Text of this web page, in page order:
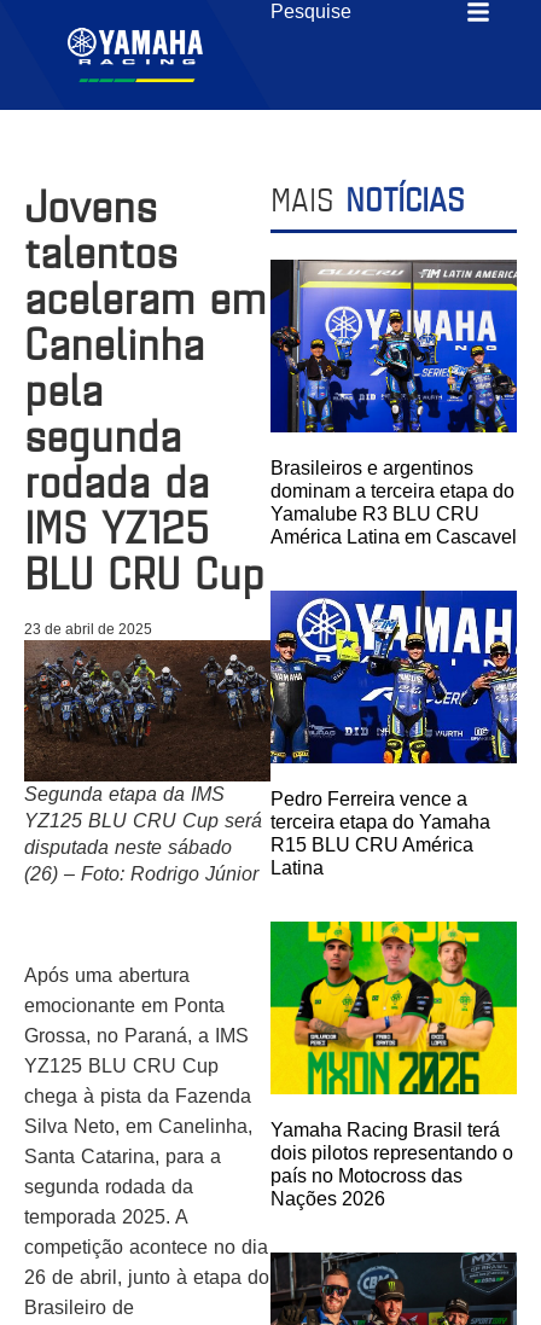
Jovens
talentos
aceleram em
Canelinha
pela
segunda
rodada da
IMS YZ125
BLU CRU Cup
23 de abril de 2025
Segunda etapa da IMS
YZ125 BLU CRU Cup será
disputada neste sábado
(26) – Foto: Rodrigo Júnior
Após uma abertura
emocionante em Ponta
Grossa, no Paraná, a IMS
YZ125 BLU CRU Cup
chega à pista da Fazenda
Silva Neto, em Canelinha,
Santa Catarina, para a
segunda rodada da
temporada 2025. A
competição acontece no dia
26 de abril, junto à etapa do
Brasileiro de
MAIS NOTÍCIAS
Brasileiros e argentinos
dominam a terceira etapa do
Yamalube R3 BLU CRU
América Latina em Cascavel
Pedro Ferreira vence a
terceira etapa do Yamaha
R15 BLU CRU América
Latina
Yamaha Racing Brasil terá
dois pilotos representando o
país no Motocross das
Nações 2026